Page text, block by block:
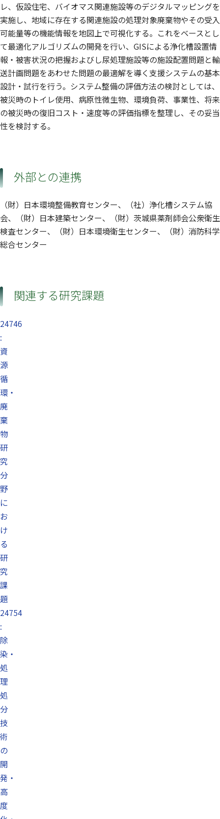
レ、仮設住宅、バイオマス関連施設等のデジタルマッピングを
実施し、地域に存在する関連施設の処理対象廃棄物やその受入
可能量等の機能情報を地図上で可視化する。これをベースとし
て最適化アルゴリズムの開発を行い、GISによる浄化槽設置情
報・被害状況の把握およびし尿処理施設等の施設配置問題と輸
送計画問題をあわせた問題の最適解を導く支援システムの基本
設計・試行を行う。システム整備の評価方法の検討としては、
被災時のトイレ使用、病原性微生物、環境負荷、事業性、将来
の被災時の復旧コスト・速度等の評価指標を整理し、その妥当
性を検討する。
外部との連携
（財）日本環境整備教育センター、（社）浄化槽システム協
会、（財）日本建築センター、（財）茨城県薬剤師会公衆衛生
検査センター、（財）日本環境衛生センター、（財）消防科学
総合センター
関連する研究課題
24746
:
資
源
循
環・
廃
棄
物
研
究
分
野
に
お
け
る
研
究
課
題
24754
:
除
染・
処
理
処
分
技
術
の
開
発・
高
度